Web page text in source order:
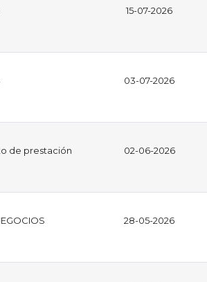
15-07-2026
03-07-2026
de prestación
02-06-2026
28-05-2026